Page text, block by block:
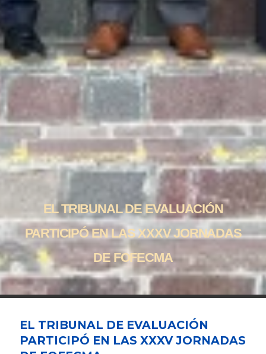
EL TRIBUNAL DE EVALUACIÓN
PARTICIPÓ EN LAS XXXV JORNADAS
DE FOFECMA
EL TRIBUNAL DE EVALUACIÓN
PARTICIPÓ EN LAS XXXV JORNADAS